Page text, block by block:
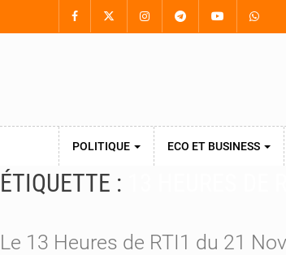
POLITIQUE ECO ET BUSINESS
ÉTIQUETTE :
Le 13 Heures de RTI1 du 21